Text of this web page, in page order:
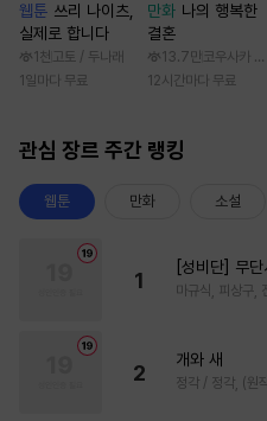
웹툰 쓰리 나이츠,
실제로 합니다
1천 고토 / 두나래
1일마다 무료
만화 나의 행복한
결혼
13.7만 코우사카
12시간마다 무료
관심 장르 주간 랭킹
웹툰 만화 소설
1
[성비단] 무단
마규식, 피상구,
2
개와 새
정각 / 정각, (원